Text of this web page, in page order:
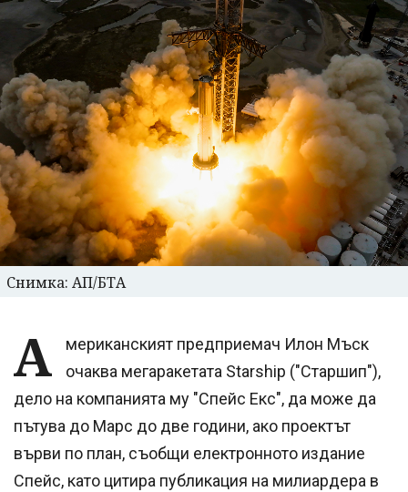
Снимка: АП/БТА
А
мериканският предприемач Илон Мъск
очаква мегаракетата Starship ("Старшип"),
дело на компанията му "Спейс Екс", да може да
пътува до Марс до две години, ако проектът
върви по план, съобщи електронното издание
Спейс, като цитира публикация на милиардера в